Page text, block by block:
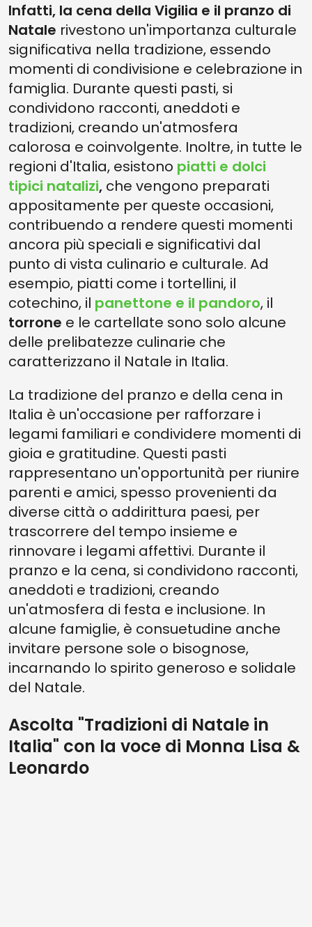
Infatti, la cena della Vigilia e il pranzo di
Natale rivestono un'importanza culturale
significativa nella tradizione, essendo
momenti di condivisione e celebrazione in
famiglia. Durante questi pasti, si
condividono racconti, aneddoti e
tradizioni, creando un'atmosfera
calorosa e coinvolgente. Inoltre, in tutte le
regioni d'Italia, esistono piatti e dolci
tipici natalizi, che vengono preparati
appositamente per queste occasioni,
contribuendo a rendere questi momenti
ancora più speciali e significativi dal
punto di vista culinario e culturale. Ad
esempio, piatti come i tortellini, il
cotechino, il panettone e il pandoro, il
torrone e le cartellate sono solo alcune
delle prelibatezze culinarie che
caratterizzano il Natale in Italia.
La tradizione del pranzo e della cena in
Italia è un'occasione per rafforzare i
legami familiari e condividere momenti di
gioia e gratitudine. Questi pasti
rappresentano un'opportunità per riunire
parenti e amici, spesso provenienti da
diverse città o addirittura paesi, per
trascorrere del tempo insieme e
rinnovare i legami affettivi. Durante il
pranzo e la cena, si condividono racconti,
aneddoti e tradizioni, creando
un'atmosfera di festa e inclusione. In
alcune famiglie, è consuetudine anche
invitare persone sole o bisognose,
incarnando lo spirito generoso e solidale
del Natale.
Ascolta "Tradizioni di Natale in
Italia" con la voce di Monna Lisa &
Leonardo